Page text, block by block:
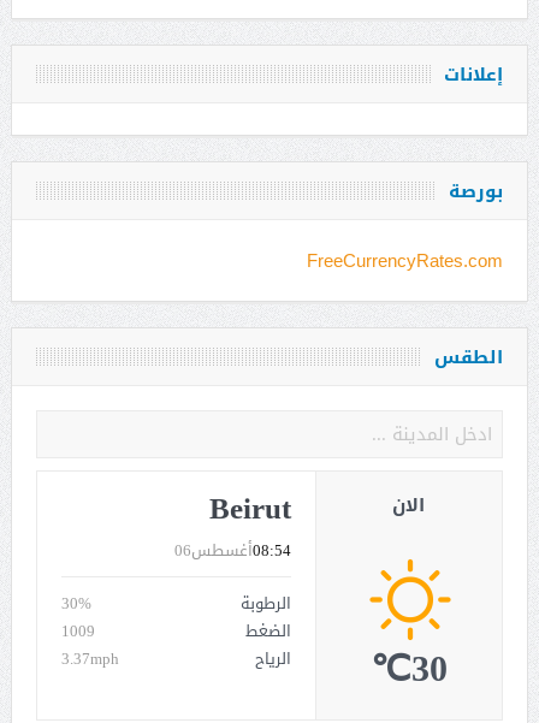
إعلانات
بورصة
FreeCurrencyRates.com
الطقس
Beirut
أغسطس0608:54
الرطوبة
30%
الضغط
1009
الرياح
3.37mph
الان
30℃